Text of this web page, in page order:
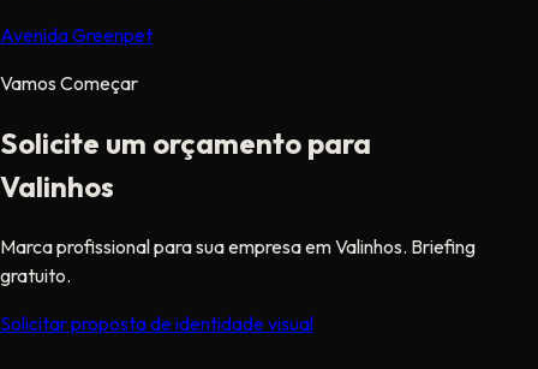
Avenida Greenpet
Vamos Começar
Solicite um orçamento para
Valinhos
Marca profissional para sua empresa em Valinhos. Briefing
gratuito.
Solicitar proposta de identidade visual